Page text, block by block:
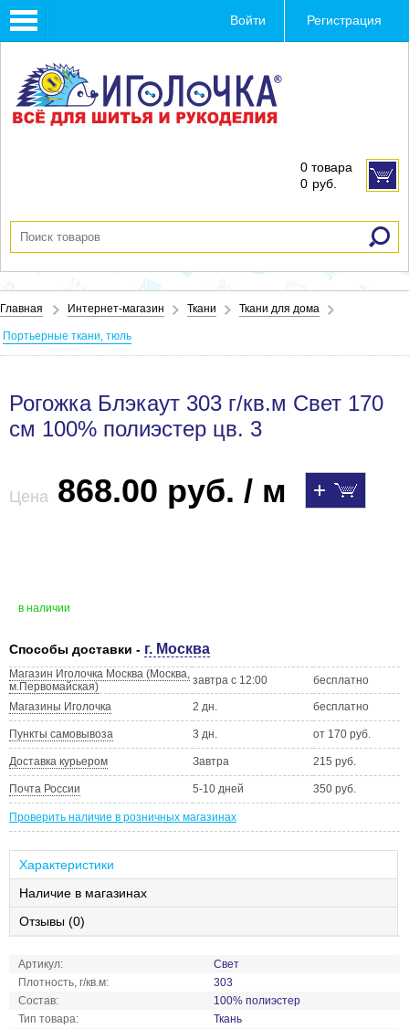
Toggle
navigation
Войти Регистрация
0 товара
0 руб.
Главная Интернет-магазин Ткани Ткани для дома
Портьерные ткани, тюль
Рогожка Блэкаут 303 г/кв.м Свет 170
см 100% полиэстер цв. 3
Цена 868.00 руб. / м
в наличии
Способы доставки - г. Москва
Магазин Иголочка Москва (Москва,
м.Первомайская)
завтра с 12:00 бесплатно
Магазины Иголочка 2 дн. бесплатно
Пункты самовывоза 3 дн. от 170 руб.
Доставка курьером Завтра 215 руб.
Почта России 5-10 дней 350 руб.
Проверить наличие в розничных магазинах
Характеристики
Наличие в магазинах
Отзывы (0)
Артикул:
Свет
Плотность, г/кв.м:
303
Состав:
100% полиэстер
Тип товара:
Ткань